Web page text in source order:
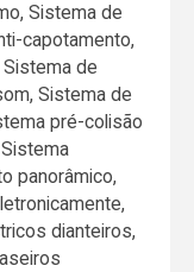
Sistema de
capotamento,
de
Sistema de
pré-colisão
panorâmico,
dianteiros,